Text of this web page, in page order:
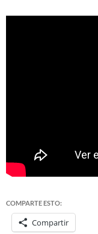
COMPARTE ESTO:
Compartir